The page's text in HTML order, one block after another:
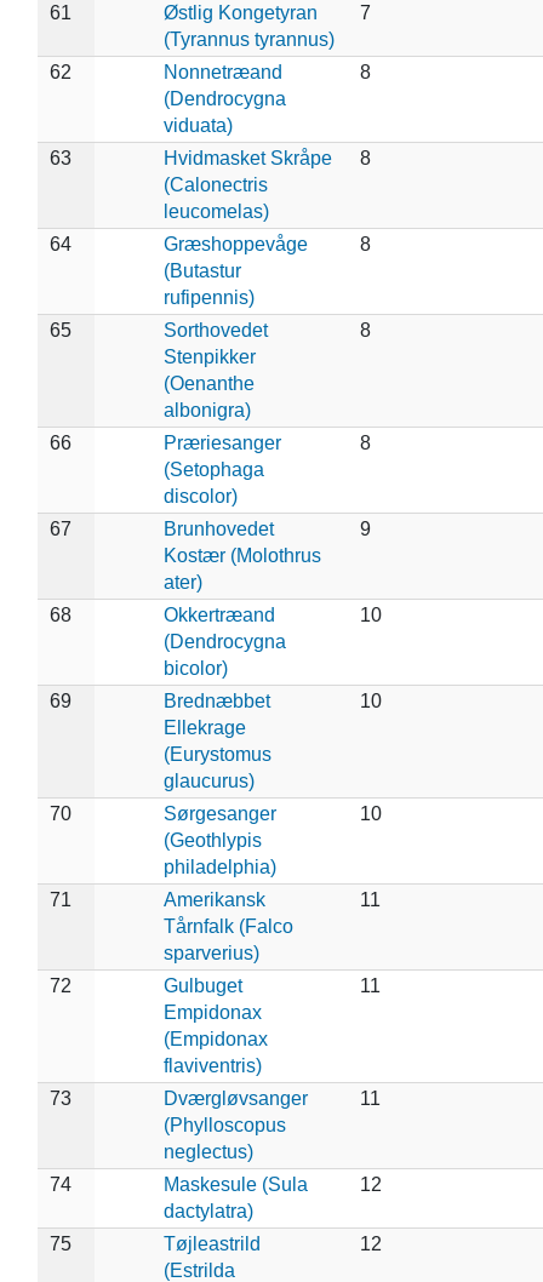
61
Østlig Kongetyran
(Tyrannus tyrannus)
7
62
Nonnetræand
(Dendrocygna
viduata)
8
63
Hvidmasket Skråpe
(Calonectris
leucomelas)
8
64
Græshoppevåge
(Butastur
rufipennis)
8
65
Sorthovedet
Stenpikker
(Oenanthe
albonigra)
8
66
Præriesanger
(Setophaga
discolor)
8
67
Brunhovedet
Kostær (Molothrus
ater)
9
68
Okkertræand
(Dendrocygna
bicolor)
10
69
Brednæbbet
Ellekrage
(Eurystomus
glaucurus)
10
70
Sørgesanger
(Geothlypis
philadelphia)
10
71
Amerikansk
Tårnfalk (Falco
sparverius)
11
72
Gulbuget
Empidonax
(Empidonax
flaviventris)
11
73
Dværgløvsanger
(Phylloscopus
neglectus)
11
74
Maskesule (Sula
dactylatra)
12
75
Tøjleastrild
(Estrilda
12